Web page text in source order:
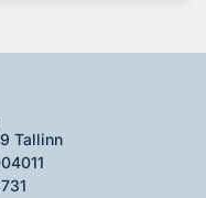
Tallinn